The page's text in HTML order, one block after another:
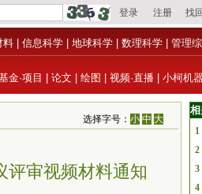
料 信息科学 地球科学 数理科学 管理
金·项目 论文 绘图 视频·直播 小柯机
选择字号：小 中 大
评审视频材料通知
相
1
2
3
4